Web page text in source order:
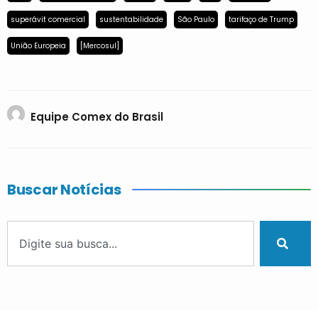
superávit comercial sustentabilidade São Paulo tarifaço de Trump
União Europeia [Mercosul]
Equipe Comex do Brasil
Buscar Notícias